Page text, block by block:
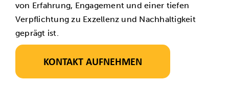
von Erfahrung, Engagement und einer tiefen
Verpflichtung zu Exzellenz und Nachhaltigkeit
geprägt ist.
KONTAKT AUFNEHMEN